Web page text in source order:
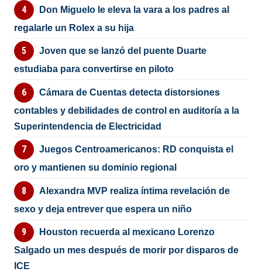
Don Miguelo le eleva la vara a los padres al
regalarle un Rolex a su hija
Joven que se lanzó del puente Duarte
estudiaba para convertirse en piloto
Cámara de Cuentas detecta distorsiones
contables y debilidades de control en auditoría a la
Superintendencia de Electricidad
Juegos Centroamericanos: RD conquista el
oro y mantienen su dominio regional
Alexandra MVP realiza íntima revelación de
sexo y deja entrever que espera un niño
Houston recuerda al mexicano Lorenzo
Salgado un mes después de morir por disparos de
ICE